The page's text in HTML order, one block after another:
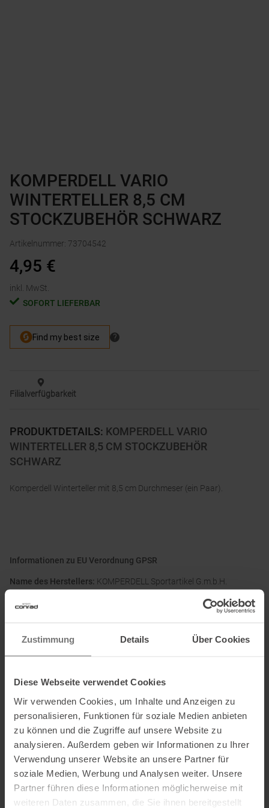
Zustimmung Details Über Cookies
Diese Webseite verwendet Cookies
Wir verwenden Cookies, um Inhalte und Anzeigen zu
personalisieren, Funktionen für soziale Medien anbieten
zu können und die Zugriffe auf unsere Website zu
analysieren. Außerdem geben wir Informationen zu Ihrer
Verwendung unserer Website an unsere Partner für
soziale Medien, Werbung und Analysen weiter. Unsere
Partner führen diese Informationen möglicherweise mit
weiteren Daten zusammen, die Sie ihnen bereitgestellt
PRODUKTDETAILS: KOMPERDELL VARIO
WINTERTELLER 8,5 CM STOCKZUBEHÖR
SCHWARZ
Komperdell Winterteller mit 8,5 cm Durchmeser (ein Paar).
Informationen zu EU Verordnung GPSR
Name des Herstellers: KOMPERDELL Sportartikel G.m.b.H.
Wagnermühle 30, 5310 Sankt
Lorenz, AT
KOMPERDELL VARIO
WINTERTELLER 8,5 CM
STOCKZUBEHÖR SCHWARZ
Artikelnummer: 73704542
4,95 €
inkl. MwSt.
SOFORT LIEFERBAR
Filialverfügbarkeit
PRODUKTEIGENSCHAFTEN: